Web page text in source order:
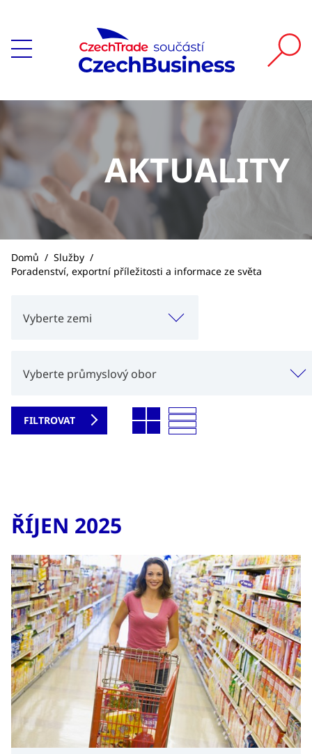
AKTUALITY
Domů / Služby /
Poradenství, exportní příležitosti a informace ze světa
Vyberte zemi
Vyberte průmyslový obor
ŘÍJEN 2025